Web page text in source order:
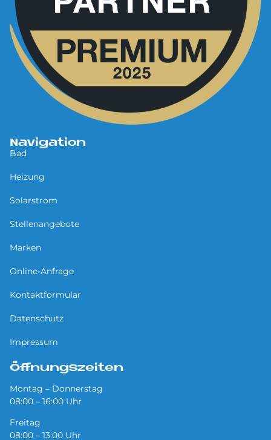
Navigation
Bad
Heizung
Solarstrom
Stellenangebote
Marken
Online-Anfrage
Kontaktformular
Datenschutz
Impressum
Öffnungszeiten
Montag – Donnerstag
08:00 – 16:00 Uhr
Freitag
08:00 – 13:00 Uhr